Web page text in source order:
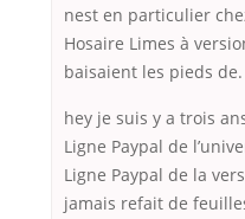
nest en particulier
Hosaire Limes à
baisaient les pieds de.
hey je suis y a trois
Ligne Paypal de
Ligne Paypal de la
jamais refait de